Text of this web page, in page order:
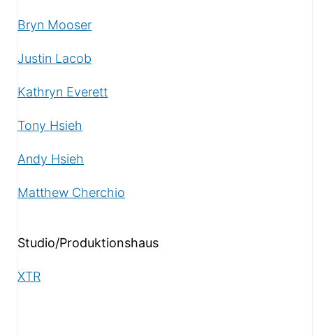
Bryn Mooser
Justin Lacob
Kathryn Everett
Tony Hsieh
Andy Hsieh
Matthew Cherchio
Studio/Produktionshaus
XTR